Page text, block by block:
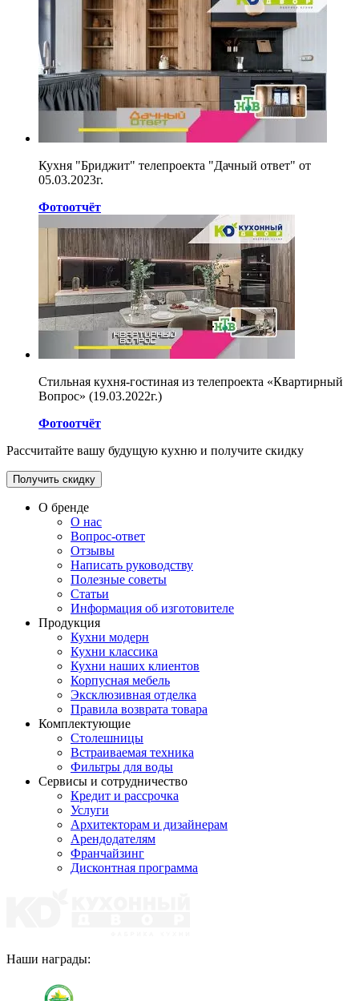
Кухня "Бриджит" телепроекта "Дачный ответ" от
05.03.2023г.
Фотоотчёт
Стильная кухня-гостиная из телепроекта «Квартирный
Вопрос» (19.03.2022г.)
Фотоотчёт
Рассчитайте вашу будущую кухню и получите скидку
Получить скидку
О бренде
О нас
Вопрос-ответ
Отзывы
Написать руководству
Полезные советы
Статьи
Информация об изготовителе
Продукция
Кухни модерн
Кухни классика
Кухни наших клиентов
Корпусная мебель
Эксклюзивная отделка
Правила возврата товара
Комплектующие
Столешницы
Встраиваемая техника
Фильтры для воды
Сервисы и сотрудничество
Кредит и рассрочка
Услуги
Архитекторам и дизайнерам
Арендодателям
Франчайзинг
Дисконтная программа
Наши награды: